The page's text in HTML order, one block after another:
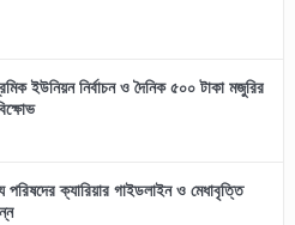
ইউনিয়ন নির্বাচন ও দৈনিক ৫০০ টাকা মজুরির
পরিষদের ক্যারিয়ার গাইডলাইন ও মেধাবৃত্তি